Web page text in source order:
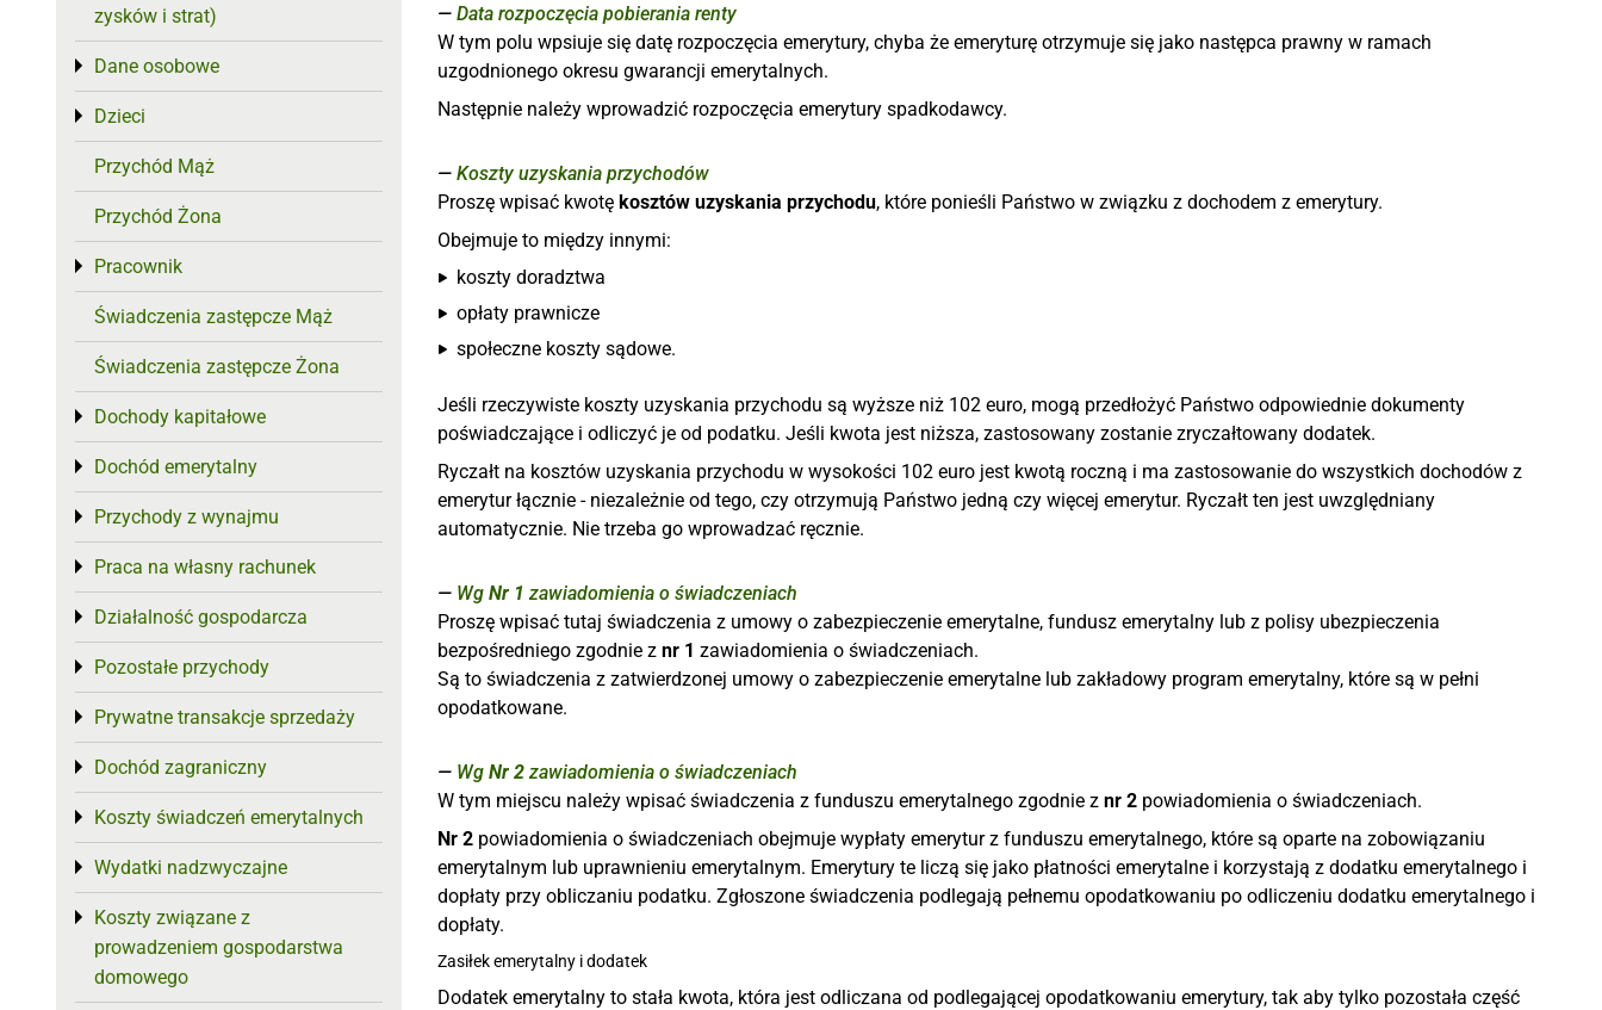
Data rozpoczęcia pobierania renty
W tym polu wpsiuje się datę rozpoczęcia emerytury, chyba że emeryturę otrzymuje się jako następca prawny w ramach
uzgodnionego okresu gwarancji emerytalnych.
Następnie należy wprowadzić rozpoczęcia emerytury spadkodawcy.
Koszty uzyskania przychodów
Proszę wpisać kwotę kosztów uzyskania przychodu, które ponieśli Państwo w związku z dochodem z emerytury.
Obejmuje to między innymi:
koszty doradztwa
opłaty prawnicze
społeczne koszty sądowe.
Jeśli rzeczywiste koszty uzyskania przychodu są wyższe niż 102 euro, mogą przedłożyć Państwo odpowiednie dokumenty
poświadczające i odliczyć je od podatku. Jeśli kwota jest niższa, zastosowany zostanie zryczałtowany dodatek.
Ryczałt na kosztów uzyskania przychodu w wysokości 102 euro jest kwotą roczną i ma zastosowanie do wszystkich dochodów z
emerytur łącznie - niezależnie od tego, czy otrzymują Państwo jedną czy więcej emerytur. Ryczałt ten jest uwzględniany
automatycznie. Nie trzeba go wprowadzać ręcznie.
Wg Nr 1 zawiadomienia o świadczeniach
Proszę wpisać tutaj świadczenia z umowy o zabezpieczenie emerytalne, fundusz emerytalny lub z polisy ubezpieczenia
bezpośredniego zgodnie z nr 1 zawiadomienia o świadczeniach.
Są to świadczenia z zatwierdzonej umowy o zabezpieczenie emerytalne lub zakładowy program emerytalny, które są w pełni
opodatkowane.
Wg Nr 2zawiadomienia o świadczeniach
W tym miejscu należy wpisać świadczenia z funduszu emerytalnego zgodnie z nr 2 powiadomienia o świadczeniach.
Nr 2 powiadomienia o świadczeniach obejmuje wypłaty emerytur z funduszu emerytalnego, które są oparte na zobowiązaniu
emerytalnym lub uprawnieniu emerytalnym. Emerytury te liczą się jako płatności emerytalne i korzystają z dodatku emerytalnego i
dopłaty przy obliczaniu podatku. Zgłoszone świadczenia podlegają pełnemu opodatkowaniu po odliczeniu dodatku emerytalnego i
dopłaty.
Zasiłek emerytalny i dodatek
Dodatek emerytalny to stała kwota, która jest odliczana od podlegającej opodatkowaniu emerytury, tak aby tylko pozostała część
zysków i strat)
Dane osobowe
Toggle menu
Dzieci
Toggle menu
Przychód Mąż
Przychód Żona
Pracownik
Toggle menu
Świadczenia zastępcze Mąż
Świadczenia zastępcze Żona
Dochody kapitałowe
Toggle menu
Dochód emerytalny
Toggle menu
Przychody z wynajmu
Toggle menu
Praca na własny rachunek
Toggle menu
Działalność gospodarcza
Toggle menu
Pozostałe przychody
Toggle menu
Prywatne transakcje sprzedaży
Toggle menu
Dochód zagraniczny
Toggle menu
Koszty świadczeń emerytalnych
Toggle menu
Wydatki nadzwyczajne
Toggle menu
Koszty związane z
prowadzeniem gospodarstwa
domowego
Toggle menu